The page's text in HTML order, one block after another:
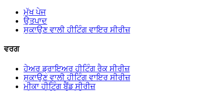
ਮੁੱਖ ਪੇਜ
ਉਤਪਾਦ
ਸੁਕਾਉਣ ਵਾਲੀ ਹੀਟਿੰਗ ਵਾਇਰ ਸੀਰੀਜ਼
ਵਰਗ
ਹੇਅਰ ਡ੍ਰਾਇਅਰ ਹੀਟਿੰਗ ਰੈਕ ਸੀਰੀਜ਼
ਸੁਕਾਉਣ ਵਾਲੀ ਹੀਟਿੰਗ ਵਾਇਰ ਸੀਰੀਜ਼
ਮੀਕਾ ਹੀਟਿੰਗ ਬੈਂਡ ਸੀਰੀਜ਼